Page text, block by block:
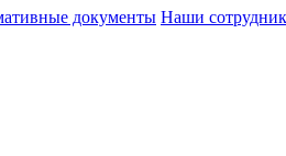
документы Наши